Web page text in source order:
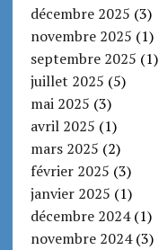
décembre 2025 (3)
novembre 2025 (1)
septembre 2025 (1)
juillet 2025 (5)
mai 2025 (3)
avril 2025 (1)
mars 2025 (2)
février 2025 (3)
janvier 2025 (1)
décembre 2024(1)
novembre 2024(3)